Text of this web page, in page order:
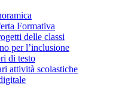
Formativa
delle classi
per l’inclusione
di testo
attività scolastiche